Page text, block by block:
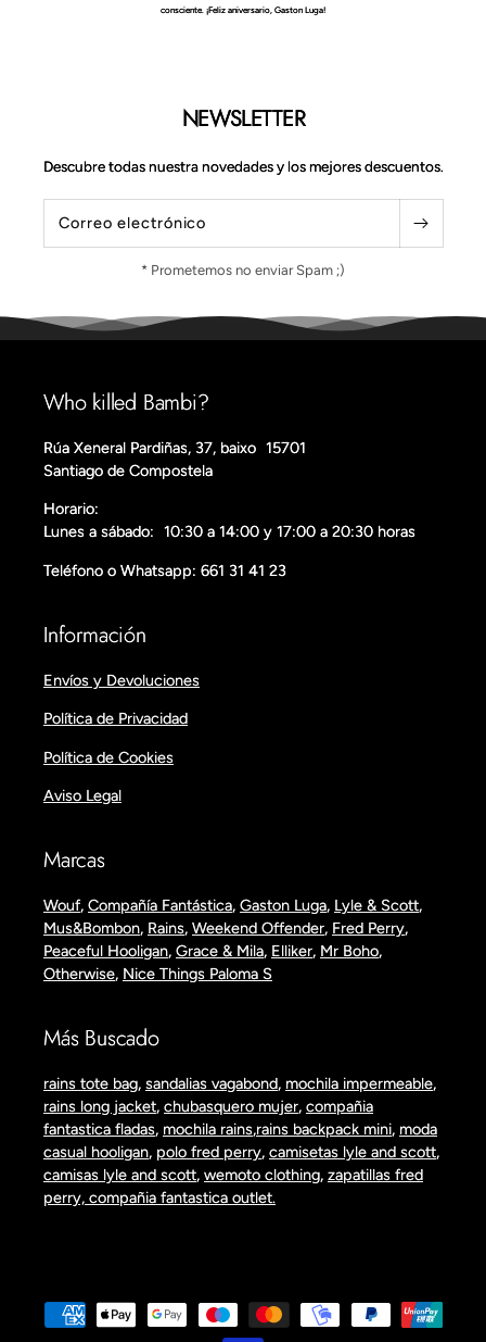
consciente. ¡Feliz aniversario, Gaston Luga!
NEWSLETTER
Descubre todas nuestra novedades y los mejores descuentos.
Correo electrónico
* Prometemos no enviar Spam ;)
Who killed Bambi?
Rúa Xeneral Pardiñas, 37, baixo 15701
Santiago de Compostela
Horario:
Lunes a sábado: 10:30 a 14:00 y 17:00 a 20:30 horas
Teléfono o Whatsapp: 661 31 41 23
Información
Envíos y Devoluciones
Política de Privacidad
Política de Cookies
Aviso Legal
Marcas
Wouf, Compañía Fantástica, Gaston Luga, Lyle & Scott,
Mus&Bombon, Rains, Weekend Offender, Fred Perry,
Peaceful Hooligan, Grace & Mila, Elliker, Mr Boho,
Otherwise, Nice Things Paloma S
Más Buscado
rains tote bag, sandalias vagabond, mochila impermeable,
rains long jacket, chubasquero mujer, compañia
fantastica fladas, mochila rains,rains backpack mini, moda
casual hooligan, polo fred perry, camisetas lyle and scott,
camisas lyle and scott, wemoto clothing, zapatillas fred
perry, compañia fantastica outlet.
Formas
de